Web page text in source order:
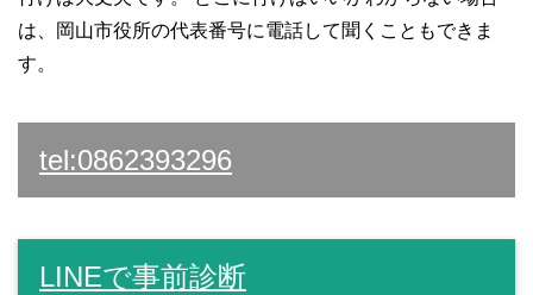
は、岡山市役所の代表番号に電話して聞くこともできま
す。
tel:0862393296
LINEで事前診断